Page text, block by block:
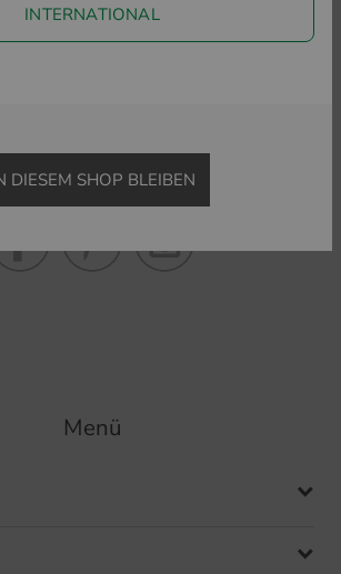
rund ums Thema Golfsport.
Menü
INTERNATIONAL
DIESEM SHOP BLEIBEN